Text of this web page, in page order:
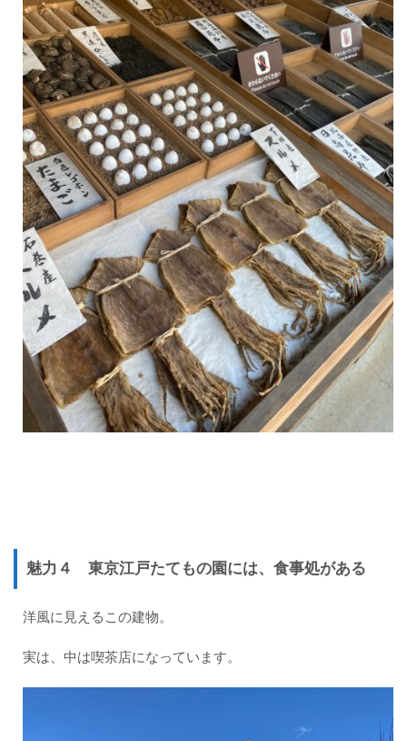
魅力４ 東京江戸たてもの園には、 食事処がある
洋風に見えるこの建物。
実は、中は喫茶店になっています。